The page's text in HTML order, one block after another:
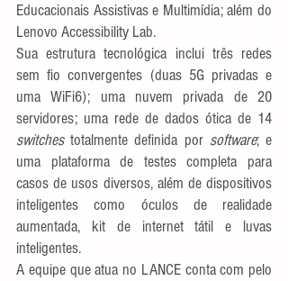
Educacionais Assistivas e Multimídia; além do
Lenovo Accessibility Lab.
Sua estrutura tecnológica inclui três redes
sem fio convergentes (duas 5G privadas e
uma WiFi6); uma nuvem privada de 20
switches totalmente definida por software; e
uma plataforma de testes completa para
casos de usos diversos, além de dispositivos
inteligentes como óculos de realidade
aumentada, kit de internet tátil e luvas
inteligentes.
A equipe que atua no LANCE conta com pelo